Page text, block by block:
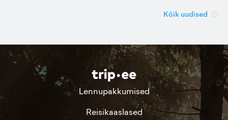
Kõik uudised
Lennupakkumised
Reisikaaslased